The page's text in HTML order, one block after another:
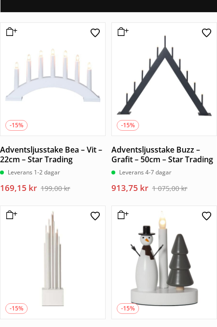
-15%
Adventsljusstake Bea – Vit –
22cm – Star Trading
Leverans 1-2 dagar
199,00kr
Det
priset
var:
169,15 kr
Det
priset
är:
-15%
Adventsljusstake Buzz –
Grafit – 50cm – Star Trading
Leverans 4-7 dagar
1 075,00kr
Det
priset
var:
075,00 kr.
913,75 kr
Det
priset
är:
913,75 kr.
-15% -15%